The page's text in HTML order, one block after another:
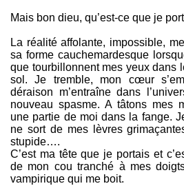
Mais bon dieu, qu’est-ce que je
La réalité affolante, impossible,
sa forme cauchemardesque
que tourbillonnent mes yeux dans
sol. Je tremble, mon cœur
déraison m’entraîne dans
nouveau spasme. A tâtons mes
une partie de moi dans la fange.
ne sort de mes lèvres
stupide….
C’est ma tête que je portais et
de mon cou tranché à mes
vampirique qui me boit.